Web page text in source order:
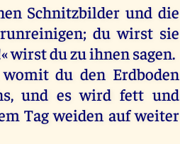
Schnitzbilder und die
; du wirst sie
wirstdu zu ihnen sagen.
womit du den Erdboden
,und es wird fett und
Tag weiden auf weiter